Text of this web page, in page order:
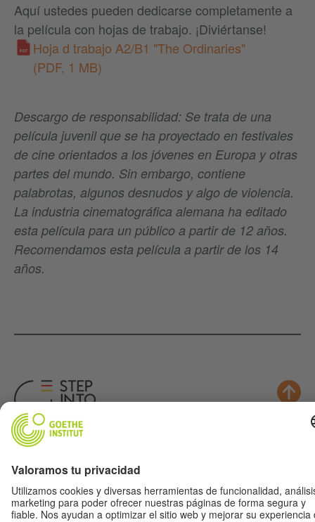
Aquí ustedes pueden dedicarse completamente a
la película con hojas de trabajo. ¡Diviértanse!
Hoja d trabajo A2/B1 "The Ordinaries"
(PDF, 1 MB)
Descargo de responsabilidad: Se trata de una
película juvenil que se ha proyectado en festivales
de cine orientados a los jóvenes en Europa y otras
partes del mundo. Sin embargo, contiene
palabrotas, algunos desnudos y algo de violencia.
La industria cinematográfica alemana ha editado
esta película para un público a partir de 12 años.
Recomendamos esta película a partir de los 14
años.
Acerca de nosotros